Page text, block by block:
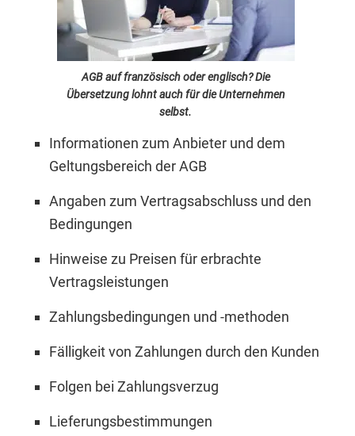
AGB auf französisch oder englisch? Die
Übersetzung lohnt auch für die Unternehmen
selbst.
Informationen zum Anbieter und dem
Geltungsbereich der AGB
Angaben zum Vertragsabschluss und den
Bedingungen
Hinweise zu Preisen für erbrachte
Vertragsleistungen
Zahlungsbedingungen und -methoden
Fälligkeit von Zahlungen durch den Kunden
Folgen bei Zahlungsverzug
Lieferungsbestimmungen